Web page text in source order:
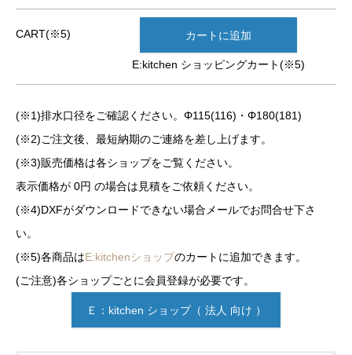
CART(※5) カートに追加
E:kitchen ショッピングカート(※5)
(※1)排水口径をご確認ください。Φ115(116)・Φ180(181)
(※2)ご注文後、最短納期のご連絡を差し上げます。
(※3)販売価格は各ショップをご覧ください。
表示価格が 0円 の場合は見積をご依頼ください。
(※4)DXFがダウンロードできない場合メールでお問合せ下さ
い。
(※5)各商品はE:kitchenショップのカートに追加できます。
(ご注意)各ショップごとに会員登録が必要です。
Ｅ：kitchen ショップ（ 法人 向け ）